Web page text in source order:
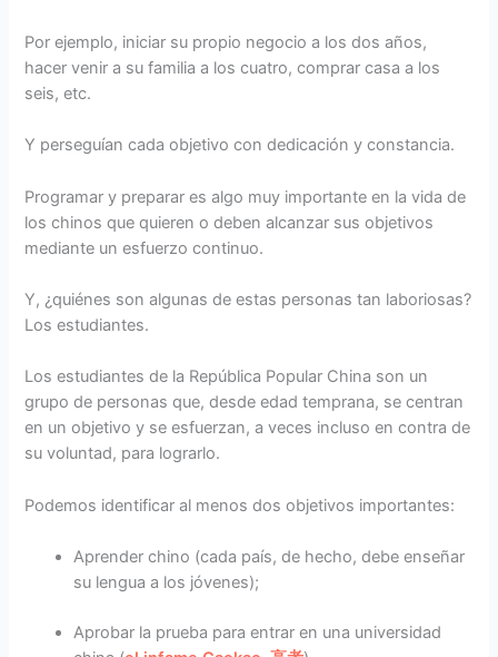
Por ejemplo, iniciar su propio negocio a los dos años,
hacer venir a su familia a los cuatro, comprar casa a los
seis, etc.
Y perseguían cada objetivo con dedicación y constancia.
Programar y preparar es algo muy importante en la vida de
los chinos que quieren o deben alcanzar sus objetivos
mediante un esfuerzo continuo.
Y, ¿quiénes son algunas de estas personas tan laboriosas?
Los estudiantes.
Los estudiantes de la República Popular China son un
grupo de personas que, desde edad temprana, se centran
en un objetivo y se esfuerzan, a veces incluso en contra de
su voluntad, para lograrlo.
Podemos identificar al menos dos objetivos importantes:
Aprender chino (cada país, de hecho, debe enseñar
su lengua a los jóvenes);
Aprobar la prueba para entrar en una universidad